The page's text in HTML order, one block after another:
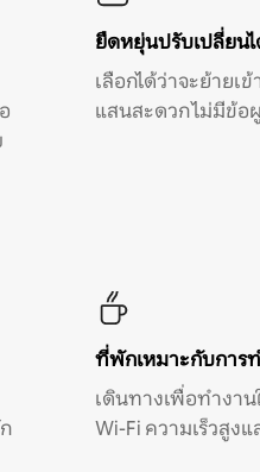
ยืดหยุ่นปรับเปลี่ยน
เลือกได้ว่าจะย้ายเ
แสนสะดวก ไม่มีข้อ
ที่พักเหมาะกับการ
เดินทางเพื่อทำงา
Wi-Fi ความเร็วสูง